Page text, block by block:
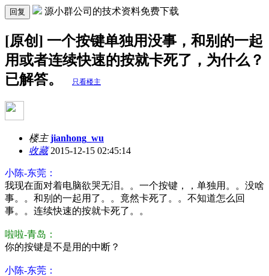
回复 源小群公司的技术资料免费下载
[原创] 一个按键单独用没事，和别的一起
用或者连续快速的按就卡死了，为什么？
已解答。
只看楼主
楼主 jianhong_wu
收藏2015-12-15 02:45:14
小陈-东莞：
我现在面对着电脑欲哭无泪。。一个按键，，单独用。。没啥
事。。和别的一起用了。。竟然卡死了。。不知道怎么回
事。。连续快速的按就卡死了。。
啦啦-青岛：
你的按键是不是用的中断？
小陈-东莞：